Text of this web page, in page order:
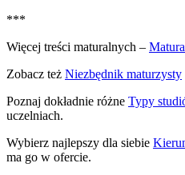
***
Więcej treści maturalnych –
Zobacz też Niezbędnik maturzysty
Poznaj dokładnie różne Typy
uczelniach.
Wybierz najlepszy dla siebie
ma go w ofercie.